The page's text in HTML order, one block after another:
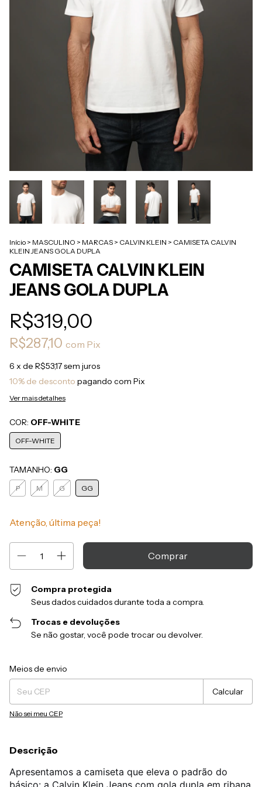
Início > MASCULINO > MARCAS > CALVIN KLEIN > CAMISETA CALVIN
KLEIN JEANS GOLA DUPLA
CAMISETA CALVIN KLEIN
JEANS GOLA DUPLA
R$319,00
R$287,10 com Pix
6 x de R$53,17sem juros
10% de desconto pagando com Pix
Ver mais detalhes
COR: OFF-WHITE
OFF-WHITE
TAMANHO: GG
P M G GG
Atenção, última peça!
Compra protegida
Seus dados cuidados durante toda a compra.
Trocas e devoluções
Se não gostar, você pode trocar ou devolver.
Entregas para o CEP:
Meios de envio
Calcular
Não sei meu CEP
Descrição
Apresentamos a camiseta que eleva o padrão do